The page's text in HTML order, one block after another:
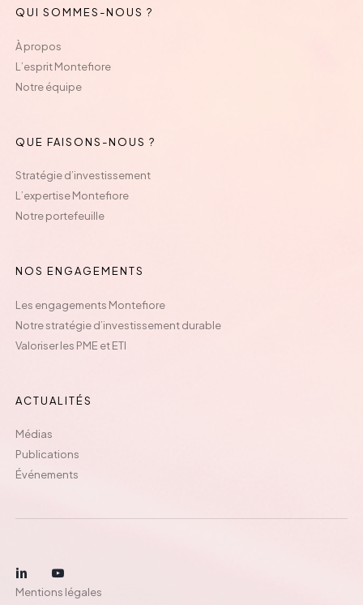
QUI SOMMES-NOUS ?
À propos
L’esprit Montefiore
Notre équipe
QUE FAISONS-NOUS ?
Stratégie d’investissement
L’expertise Montefiore
Notre portefeuille
NOS ENGAGEMENTS
Les engagements Montefiore
Notre stratégie d’investissement durable
Valoriser les PME et ETI
ACTUALITÉS
Médias
Publications
Événements
Mentions légales